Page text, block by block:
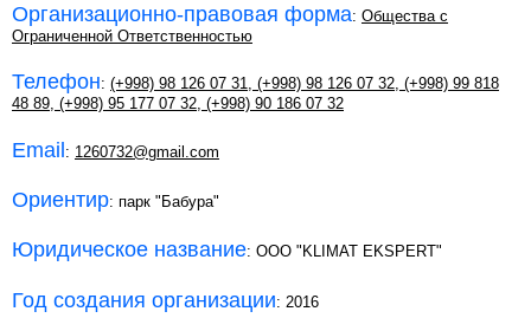
Организационно-правовая форма: Общества с
Ограниченной Ответственностью
Телефон: (+998) 98 126 07 31, (+998) 98 126 07 32, (+998) 99 818
48 89, (+998) 95 177 07 32, (+998) 90 186 07 32
Email: 1260732@gmail.com
Ориентир: парк "Бабура"
Юридическое название: OOO "KLIMAT EKSPERT"
Год создания организации: 2016